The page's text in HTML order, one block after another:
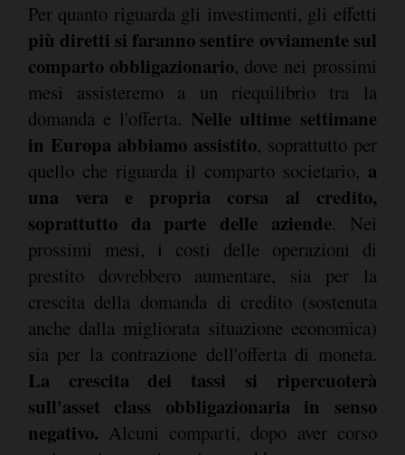
Per quanto riguarda gli investimenti, gli effetti
più diretti si faranno sentire ovviamente sul
comparto obbligazionario, dove nei prossimi
mesi assisteremo a un riequilibrio tra la
domanda e l'offerta. Nelle ultime settimane
in Europa abbiamo assistito, soprattutto per
quello che riguarda il comparto societario, a
una vera e propria corsa al credito,
soprattutto da parte delle aziende. Nei
prossimi mesi, i costi delle operazioni di
prestito dovrebbero aumentare, sia per la
crescita della domanda di credito (sostenuta
anche dalla migliorata situazione economica)
sia per la contrazione dell'offerta di moneta.
La crescita dei tassi si ripercuoterà
sull'asset class obbligazionaria in senso
negativo. Alcuni comparti, dopo aver corso